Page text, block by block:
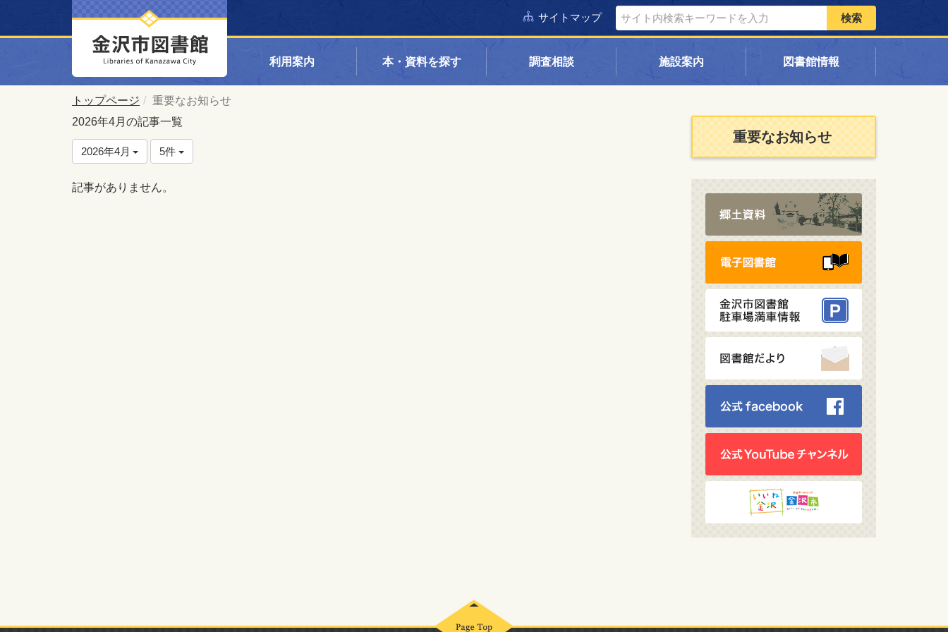
サイトマップ 検索
利用案内 本・資料を探す 調査相談 施設案内 図書館情報
トップページ
重要なお知らせ
2026年4月の記事一覧
2026年4月 5件
記事がありません。
重要なお知らせ